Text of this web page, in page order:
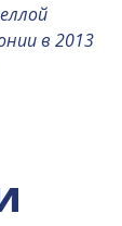
в 2013